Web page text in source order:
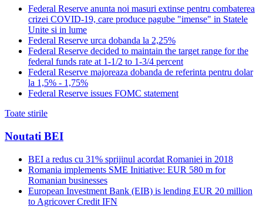
Federal Reserve anunta noi masuri extinse pentru combaterea
crizei COVID-19, care produce pagube "imense" in Statele
Unite si in lume
Federal Reserve urca dobanda la 2,25%
Federal Reserve decided to maintain the target range for the
federal funds rate at 1-1/2 to 1-3/4 percent
Federal Reserve majoreaza dobanda de referinta pentru dolar
la 1,5% - 1,75%
Federal Reserve issues FOMC statement
Toate stirile
Noutati BEI
BEI a redus cu 31% sprijinul acordat Romaniei in 2018
Romania implements SME Initiative: EUR 580 m for
Romanian businesses
European Investment Bank (EIB) is lending EUR 20 million
to Agricover Credit IFN